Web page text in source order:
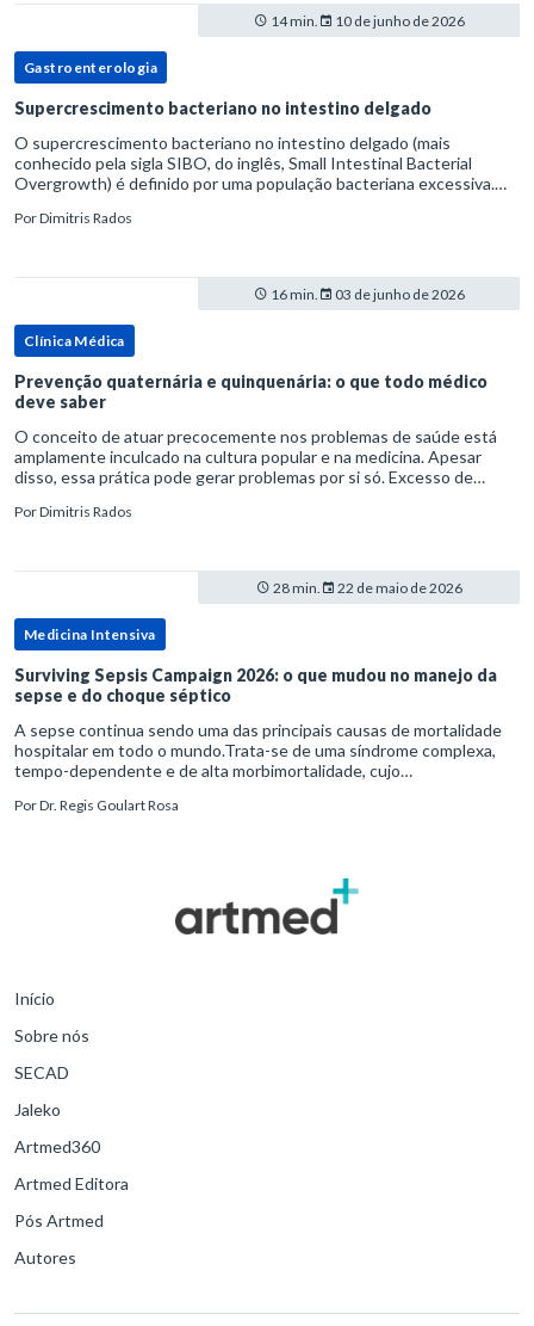
14 min. 10 de junho de 2026
Gastroenterologia
Supercrescimento bacteriano no intestino delgado
O supercrescimento bacteriano no intestino delgado (mais
conhecido pela sigla SIBO, do inglês, Small Intestinal Bacterial
Overgrowth) é definido por uma população bacteriana excessiva.
PorDimitris Rados
16 min. 03 de junho de 2026
Clínica Médica
Prevenção quaternária e quinquenária: o que todo médico
deve saber
O conceito de atuar precocemente nos problemas de saúde está
amplamente inculcado na cultura popular e na medicina. Apesar
disso, essa prática pode gerar problemas por si só. Excesso de
PorDimitris Rados
28 min. 22 de maio de 2026
Medicina Intensiva
Surviving Sepsis Campaign 2026: o que mudou no manejo da
sepse e do choque séptico
A sepse continua sendo uma das principais causas de mortalidade
hospitalar em todo o mundo.Trata-se de uma síndrome complexa,
tempo-dependente e de alta morbimortalidade, cujo
para o desfe
PorDr. Regis Goulart Rosa
Início
Sobre nós
SECAD
Jaleko
Artmed360
Artmed Editora
Pós Artmed
Autores